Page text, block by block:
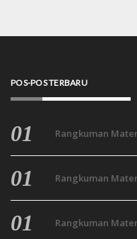
POS-POS TERBARU
Rangkuman
Rangkuman
Rangkuman